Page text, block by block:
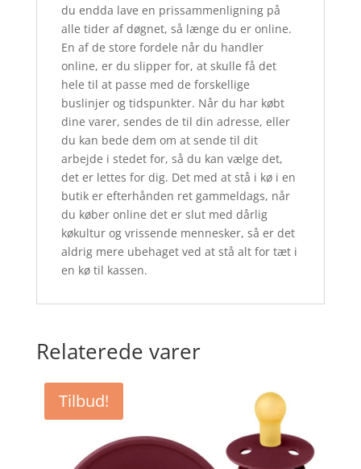
du endda lave en prissammenligning på
alle tider af døgnet, så længe du er online.
En af de store fordele når du handler
online, er du slipper for, at skulle få det
hele til at passe med de forskellige
buslinjer og tidspunkter. Når du har købt
dine varer, sendes de til din adresse, eller
du kan bede dem om at sende til dit
arbejde i stedet for, så du kan vælge det,
det er lettes for dig. Det med at stå i kø i en
butik er efterhånden ret gammeldags, når
du køber online det er slut med dårlig
køkultur og vrissende mennesker, så er det
aldrig mere ubehaget ved at stå alt for tæt i
en kø til kassen.
Relaterede varer
Tilbud!